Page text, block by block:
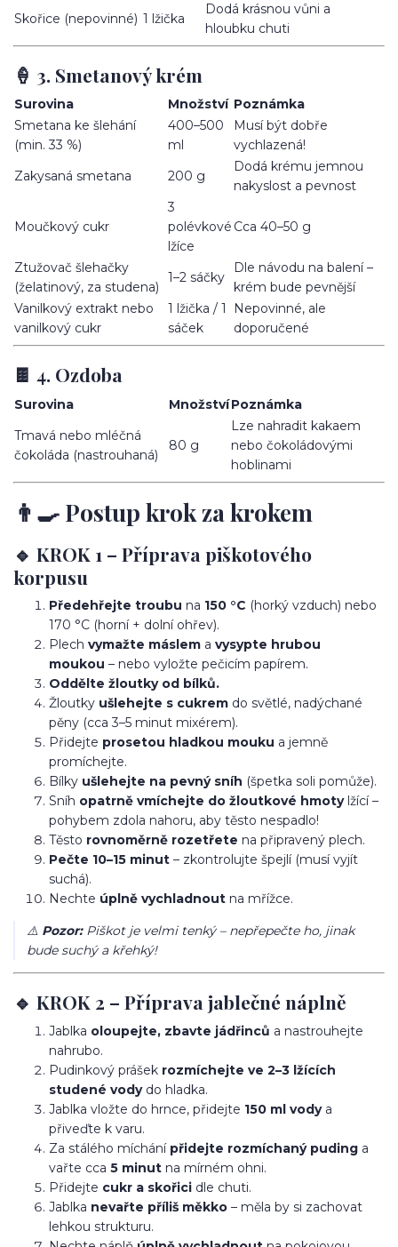
Skořice (nepovinné) 1 lžička
Dodá krásnou vůni a
hloubku chuti
🍦 3. Smetanový krém
Surovina Množství Poznámka
Smetana ke šlehání
(min. 33 %)
400–500
ml
Musí být dobře
vychlazená!
Zakysaná smetana
200 g
Dodá krému jemnou
nakyslost a pevnost
Moučkový cukr
3
polévkové
lžíce
Cca 40–50 g
Ztužovač šlehačky
(želatinový, za studena)
1–2 sáčky
Dle návodu na balení –
krém bude pevnější
Vanilkový extrakt nebo
vanilkový cukr
1 lžička / 1
sáček
Nepovinné, ale
doporučené
🍫 4. Ozdoba
Surovina MnožstvíPoznámka
Tmavá nebo mléčná
čokoláda (nastrouhaná)
80 g
Lze nahradit kakaem
nebo čokoládovými
hoblinami
👨‍🍳 Postup krok za krokem
🔹 KROK 1 – Příprava piškotového
korpusu
Předehřejte troubu na 150 °C (horký vzduch) nebo
170 °C (horní + dolní ohřev).
Plech vymažte máslem a vysypte hrubou
moukou – nebo vyložte pečicím papírem.
Oddělte žloutky od bílků.
Žloutky ušlehejte s cukrem do světlé, nadýchané
pěny (cca 3–5 minut mixérem).
Přidejte prosetou hladkou mouku a jemně
promíchejte.
Bílky ušlehejte na pevný sníh (špetka soli pomůže).
Sníh opatrně vmíchejte do žloutkové hmotylžící –
pohybem zdola nahoru, aby těsto nespadlo!
Těsto rovnoměrně rozetřete na připravený plech.
Pečte 10–15 minut – zkontrolujte špejlí (musí vyjít
suchá).
Nechte úplně vychladnout na mřížce.
⚠️ Pozor:Piškot je velmi tenký – nepřepečte ho, jinak
bude suchý a křehký!
🔹 KROK 2 – Příprava jablečné náplně
Jablka oloupejte, zbavte jádřinců a nastrouhejte
nahrubo.
Pudinkový prášek rozmíchejte ve 2–3 lžících
studené vodydo hladka.
Jablka vložte do hrnce, přidejte 150 ml vodya
přiveďte k varu.
Za stálého míchání přidejte rozmíchaný puding a
vařte cca 5 minut na mírném ohni.
Přidejte cukr a skořici dle chuti.
Jablka nevařte příliš měkko – měla by si zachovat
lehkou strukturu.